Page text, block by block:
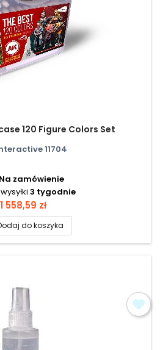
120 Figure Colors Set
11704
Na zamówienie
3 tygodnie
Cena
1 558,59 zł
do koszyka